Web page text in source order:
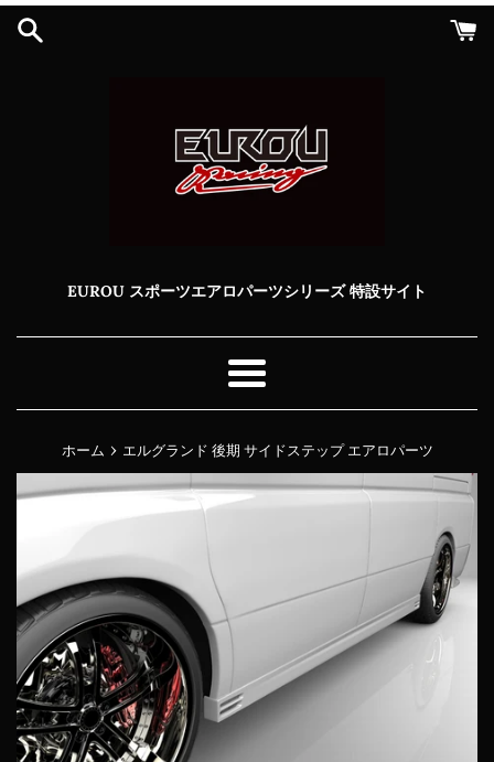
コ
EUROU スポーツエアロパーツシリーズ 特設サイト
メ
ニ
ー
ホーム › エルグランド 後期 サイドステップ エアロパーツ